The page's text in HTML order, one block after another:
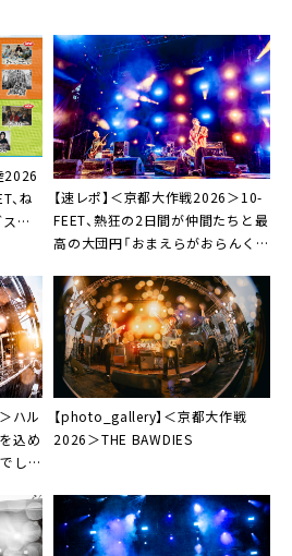
2026
、ね
スキ
【速レポ】＜京都大作戦2026＞10-
FEET、熱狂の2日間が仲間たちと最
高の大団円「おまえらがおらんくな
ょう！」
ハル
込め
しょ
【photo_gallery】＜京都大作戦
2026＞THE BAWDIES